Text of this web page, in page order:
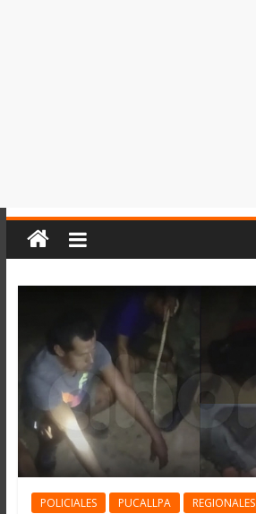
POLICIALES PUCALLPA REGIONALES